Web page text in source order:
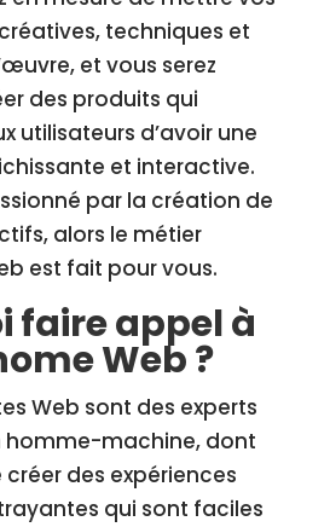
techniques et
et vous serez
des produits qui
utilisateurs d’avoir une
et interactive.
par la création de
alors le métier
est fait pour vous.
faire appel à
Web ?
Web sont des experts
homme-machine, dont
des expériences
qui sont faciles